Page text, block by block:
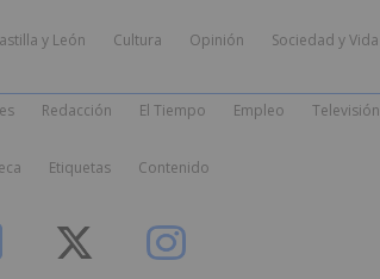
y León Cultura Opinión Sociedad y Vida
Redacción El Tiempo Empleo Televisión
Etiquetas Contenido